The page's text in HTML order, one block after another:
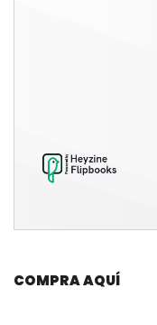
COMPRA AQUÍ